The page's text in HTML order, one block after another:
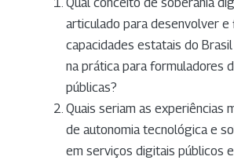
articulado para desenvolver
capacidades estatais do
na prática para formuladores
públicas?
Quais seriam as experiências
de autonomia tecnológica e
em serviços digitais públicos e